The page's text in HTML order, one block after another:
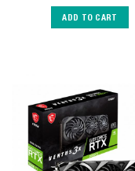
ADD TO CART